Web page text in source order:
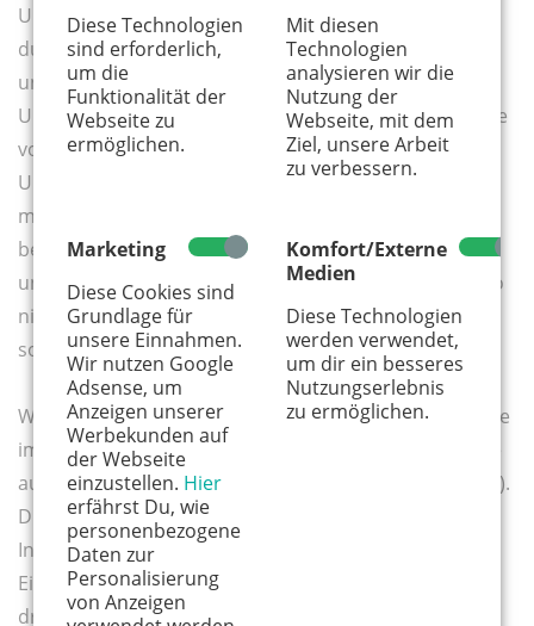
Diese Technologien
sind erforderlich,
um die
Funktionalität der
Webseite zu
ermöglichen.
Mit diesen
Technologien
analysieren wir die
Nutzung der
Webseite, mit dem
Ziel, unsere Arbeit
zu verbessern.
Marketing
Diese Cookies sind
Grundlage für
unsere Einnahmen.
Wir nutzen Google
Adsense, um
Anzeigen unserer
Werbekunden auf
der Webseite
einzustellen. Hier
erfährst Du, wie
personenbezogene
Daten zur
Personalisierung
von Anzeigen
Komfort/Externe
Medien
Diese Technologien
werden verwendet,
um dir ein besseres
Nutzungserlebnis
zu ermöglichen.
Um den Teufelskreis der Neuansteckung zu
durchbrechen, müssen alle in der Familie untersucht
und gegebenenfalls behandelt werden. Auch das
Umfeld sollten Eltern informieren. Läuse sind nach wie
vor ein Tabu-Thema und mit dem Stigma der
Unsauberkeit oder Armut behaftet. Noch immer
müssen Ärzte mit diesen Vorurteilen aufräumen. So
betont auch Feddern: „Jeder kann Läuse bekommen,
unabhängig von der Herkunft." Betroffene sollten also
nicht zögern, die Kita und die Schule zu informieren
sowie Freunden und Bekannten Bescheid zu geben.
Wer auf Nummer sicher gehen will, wäscht – genau wie
im Falle einer Infektion mit Würmern – die Bettwäsche
auf 60 Grad (weitere Begleitmaßnahmen s. Infokasten).
Die Reinigung von Polstermöbeln und Teppichen mit
Insektiziden ist ebenso überholt wie das vierwöchige
Einfrieren von Stofftieren. Da Läuse maximal zwei bis
drei Tage auf Gegenständen überleben, ist eine